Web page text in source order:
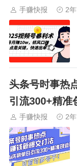
手赚快报 2
头条号时事热
引流300+精准
手赚快报 2